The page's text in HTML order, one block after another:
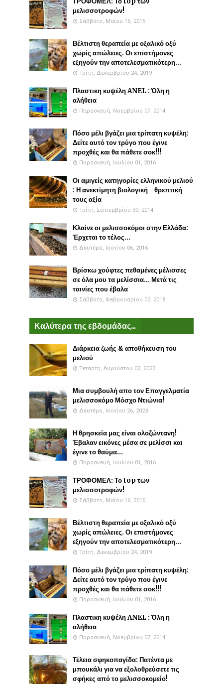
μελισσοτροφών!
Σάββατο, Μαΐου 16, 2015
Βέλτιστη θεραπεία με οξαλικό οξύ
χωρίς απώλειες. Οι επιστήμονες
εξηγούν την αποτελεσματικότερη...
Τρίτη, Δεκεμβρίου 24, 2019
Πλαστικη κυψέλη ANEL : Όλη η
αλήθεια
Παρασκευή, Νοεμβρίου 07, 2014
Πόσο μέλι βγάζει μια τρίπατη κυψέλη:
Δείτε αυτό τον τρύγο που έγινε
προχθές και θα πάθετε σοκ!!!
Παρασκευή, Ιουλίου 01, 2016
Οι αμιγείς κατηγορίες ελληνικού μελιού
: Η ανεκτίμητη βιολογική - θρεπτική
τους αξία
Τρίτη, Σεπτεμβρίου 30, 2014
Κλαίνε οι μελισσοκόμοι στην Ελλάδα:
Έρχεται το τέλος...
Δευτέρα, Ιουνίου 06, 2016
Βρίσκω χούφτες πεθαμένες μέλισσες
σε όλα μου τα μελίσσια... Μετά τις
ταινίες που έβαλα
Σάββατο, Φεβρουαρίου 03, 2018
Καλύτερα της εβδομάδας...
Διάρκεια ζωής & αποθήκευση του
μελιού
Τετάρτη, Αυγούστου 02, 2023
Μια συμβουλή απο τον Επαγγελματία
μελισσοκόμο Μόσχο Ντιώνια!
Δευτέρα, Ιουνίου 26, 2023
Η θρησκεία μας είναι ολοζώντανη!
Έβαλαν εικόνες μέσα σε μελίσσι και
έγινε το θαύμα...
Παρασκευή, Ιουλίου 01, 2016
ΤΡΟΦΟΜΕΛ: Το top των
μελισσοτροφών!
Σάββατο, Μαΐου 16, 2015
Βέλτιστη θεραπεία με οξαλικό οξύ
χωρίς απώλειες. Οι επιστήμονες
εξηγούν την αποτελεσματικότερη...
Τρίτη, Δεκεμβρίου 24, 2019
Πόσο μέλι βγάζει μια τρίπατη κυψέλη:
Δείτε αυτό τον τρύγο που έγινε
προχθές και θα πάθετε σοκ!!!
Παρασκευή, Ιουλίου 01, 2016
Πλαστικη κυψέλη ANEL : Όλη η
αλήθεια
Παρασκευή, Νοεμβρίου 07, 2014
Τέλεια σφηκοπαγίδα: Πατέντα με
μπουκάλι για να εξολοθρεύσετε τις
σφήκες από το μελισσοκομείο!